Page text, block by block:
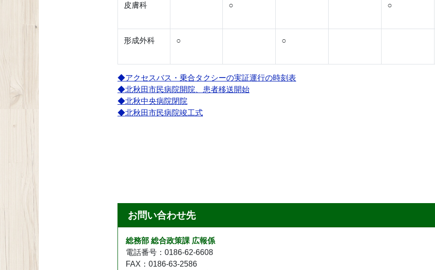
皮膚科 ○ ○
形成外科 ○ ○
◆アクセスバス・乗合タクシーの実証運行の時刻表
◆北秋田市民病院開院、患者移送開始
◆北秋中央病院閉院
◆北秋田市民病院竣工式
お問い合わせ先
総務部 総合政策課 広報係
電話番号：0186-62-6608
FAX：0186-63-2586